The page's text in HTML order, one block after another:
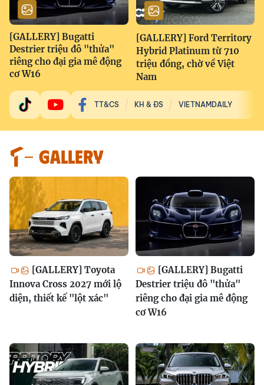
[GALLERY] Bugatti
Destrier triệu đô "thửa"
riêng cho đại gia mê động
cơ W16
[GALLERY] Ford Territory
Hybrid Platinum từ 710
triệu đồng, chờ về Việt
Nam
TT&CS KH & ĐS VIETNAMDAILY
GALLERY
[GALLERY] Toyota
Innova Cross 2027 mới lộ
diện, thiết kế "lột xác"
[GALLERY] Bugatti
Destrier triệu đô "thửa"
riêng cho đại gia mê động
cơ W16